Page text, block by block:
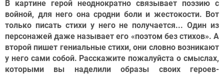
В картине герой неоднократно связывает поэзию с
войной, для него она сродни боли и жестокости. Вот
только писать стихи у него не получается... Один из
персонажей даже называет его «поэтом без стихов». А
второй пишет гениальные стихи, они словно возникают
у него сами собой. Расскажите пожалуйста о смыслах,
которыми вы наделили образы своих героев-